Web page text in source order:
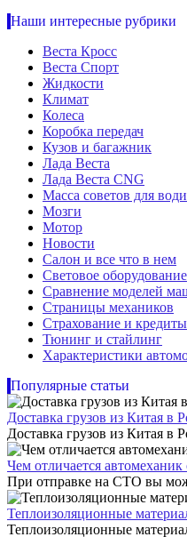
Наши интересные рубрики
Веста Кросс
Веста Спорт
Жидкости
Климат
Колеса
Коробка передач
Кузов и багажник
Лада Веста
Лада Веста CNG
Масса советов для
Мозги
Мотор
Новости
Салон и все что в нем
Световое оборудование
Сравнение моделей
Страницы механиков
Страхование и кредиты
Тюнинг и стайлинг
Характеристики
Популярные статьи
Доставка грузов из Китая в
Доставка грузов из Китая в
Чем отличается автомеханик
При отправке на СТО вы
Теплоизоляционные
Теплоизоляционные